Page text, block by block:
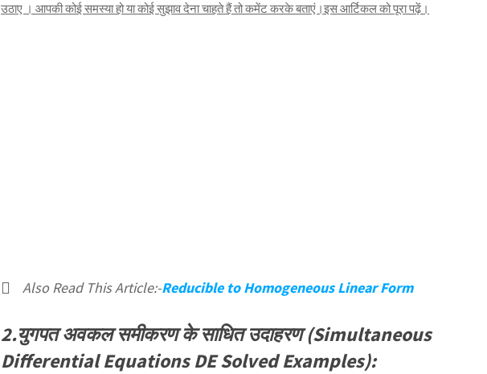
उठाए । आपकी कोई समस्या हो या कोई सुझाव देना चाहते हैं तो कमेंट करके बताएं।इस आर्टिकल को पूरा पढ़ें।
Also Read This Article:-Reducible to Homogeneous Linear Form
2.युगपत अवकल समीकरण के साधित उदाहरण (Simultaneous
Differential Equations DE Solved Examples):